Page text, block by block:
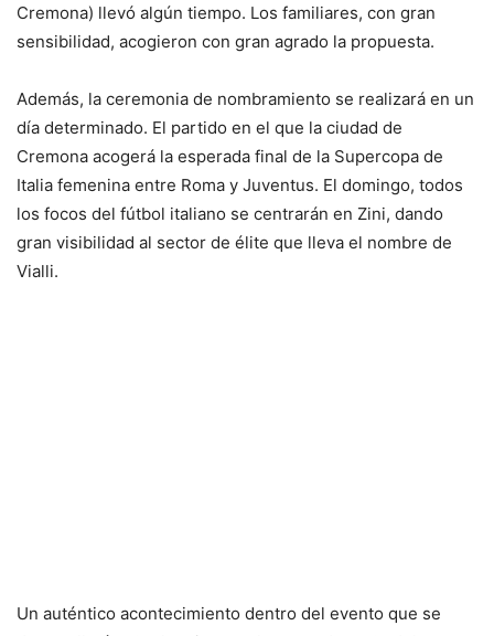
Cremona) llevó algún tiempo. Los familiares, con gran
sensibilidad, acogieron con gran agrado la propuesta.
Además, la ceremonia de nombramiento se realizará en un
día determinado. El partido en el que la ciudad de
Cremona acogerá la esperada final de la Supercopa de
Italia femenina entre Roma y Juventus. El domingo, todos
los focos del fútbol italiano se centrarán en Zini, dando
gran visibilidad al sector de élite que lleva el nombre de
Vialli.
Un auténtico acontecimiento dentro del evento que se